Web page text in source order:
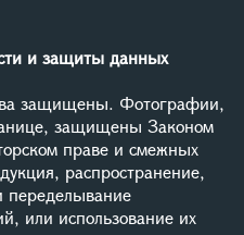
и защиты данных
защищены. Фотографии,
защищены Законом
праве и смежных
распространение,
переделывание
или использование их